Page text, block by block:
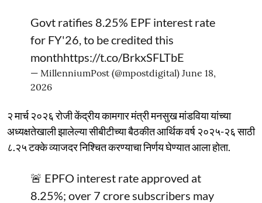
Govt ratifies 8.25% EPF interest rate
for FY'26, to be credited this
monthhttps://t.co/BrkxSFLTbE
— MillenniumPost (@mpostdigital) June 18,
2026
२ मार्च २०२६ रोजी केंद्रीय कामगार मंत्री मनसुख मांडविया यांच्या
अध्यक्षतेखाली झालेल्या सीबीटीच्या बैठकीत आर्थिक वर्ष २०२५-२६ साठी
८.२५ टक्के व्याजदर निश्चित करण्याचा निर्णय घेण्यात आला होता.
🚨 EPFO interest rate approved at
8.25%; over 7 crore subscribers may